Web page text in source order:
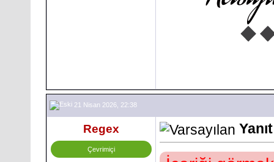
21 Nisan 2026, 22:38
Regex
Çevrimiçi